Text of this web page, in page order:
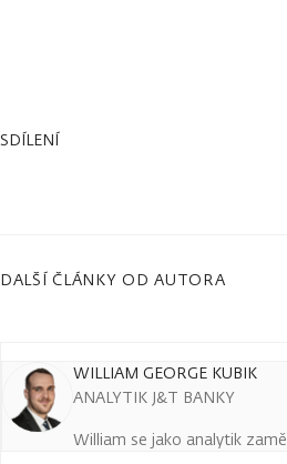
SDÍLENÍ
DALŠÍ ČLÁNKY OD AUTORA
WILLIAM GEORGE KUBIK
ANALYTIK J&T BANKY
William se jako analytik